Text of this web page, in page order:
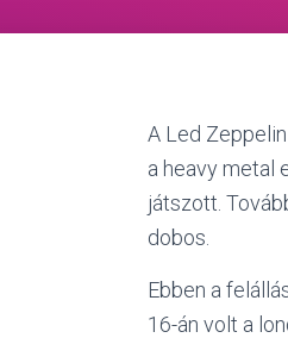
A Led
a heavy metal
játszott.
dobos.
Ebben a
16-án volt a